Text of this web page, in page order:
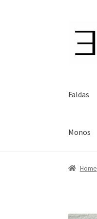
Faldas
Monos
Home